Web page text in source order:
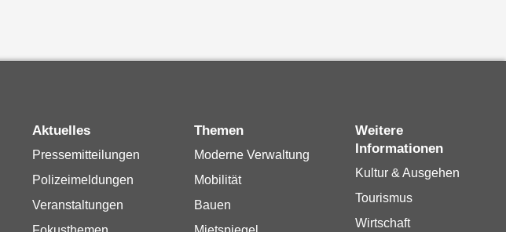
Aktuelles
Pressemitteilungen
Polizeimeldungen
Veranstaltungen
Themen
Moderne Verwaltung
Mobilität
Bauen
Weitere
Informationen
Kultur & Ausgehen
Tourismus
Wirtschaft